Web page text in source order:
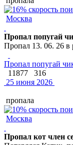
Москва
Пропал попугай
Пропал 13. 06. 26
Пропал попугай
11877
316
25 июня 2026
пропала
Москва
Пропал кот член